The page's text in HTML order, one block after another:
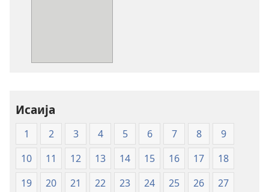
писмо
—
превод
Нов
свет
Исаија
1 2 3 4 5 6 7 8
9
10
11 12 13 14 15 16 17
18
19
20 21 22 23 24 25 26
27